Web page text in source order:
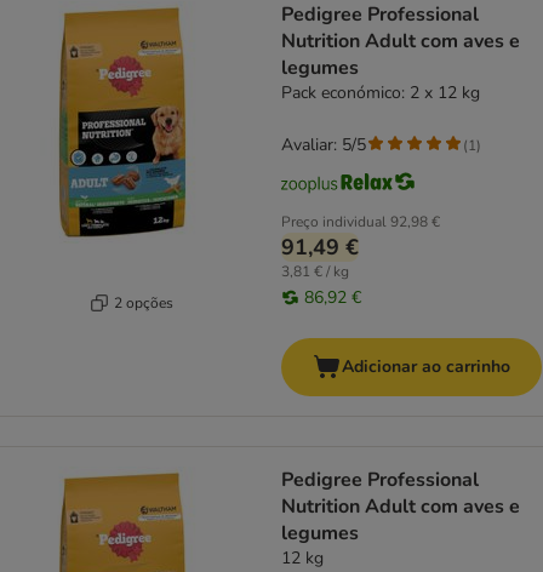
2 opções
Pedigree Professional
Nutrition Adult com aves e
legumes
Pack económico: 2 x 12 kg
Preço individual92,98 €
91,49 €
3,81 € / kg
86,92 €
Avaliar: 5/5 (1)
Adicionar ao carrinho
Pedigree Professional
Nutrition Adult com aves e
legumes
12 kg